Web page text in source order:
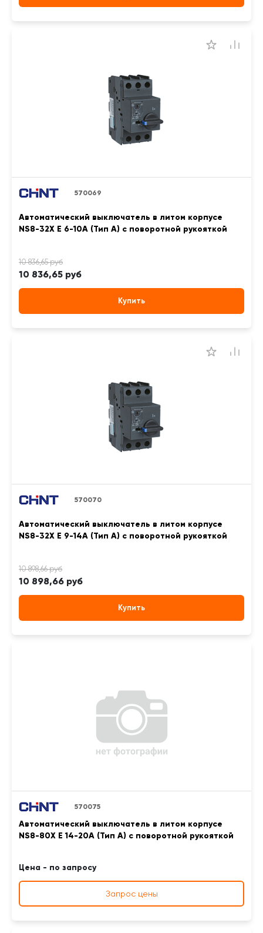
570069
Автоматический выключатель в литом корпусе
NS8-32X E 6-10A (Тип A) с поворотной рукояткой
10 836,65 руб
Купить
570070
Автоматический выключатель в литом корпусе
NS8-32X E 9-14A (Тип A) с поворотной рукояткой
10 898,66 руб
Купить
570075
Автоматический выключатель в литом корпусе
NS8-80X E 14-20A (Тип A) с поворотной рукояткой
Цена - по запросу
Запрос цены